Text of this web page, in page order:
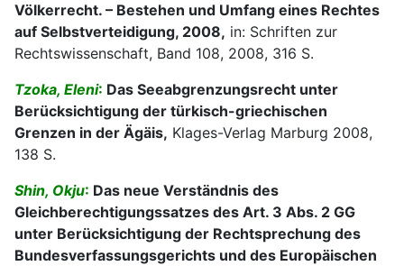
Völkerrecht. – Bestehen und Umfang eines Rechtes
auf Selbstverteidigung, 2008, in: Schriften zur
Rechtswissenschaft, Band 108, 2008, 316 S.
Tzoka, Eleni: Das Seeabgrenzungsrecht unter
Berücksichtigung der türkisch-griechischen
Grenzen in der Ägäis, Klages-Verlag Marburg 2008,
138 S.
Shin, Okju: Das neue Verständnis des
Gleichberechtigungssatzes des Art. 3 Abs. 2 GG
unter Berücksichtigung der Rechtsprechung des
Bundesverfassungsgerichts und des Europäischen